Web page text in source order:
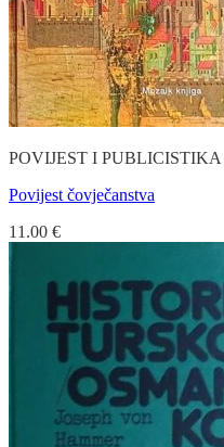
POVIJEST I PUBLICISTIKA
Povijest čovječanstva
11.00 €